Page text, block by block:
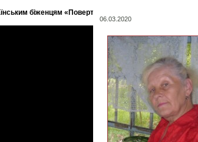
біженцям «Повертайся, пташко»
06.03.2020